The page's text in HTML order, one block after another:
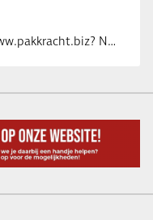
Uw vacature voor 4 weken op www.pakkracht.biz? Neem dan contact op met Yannick van …